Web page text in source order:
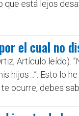
que está lejos
el cual no
Artículo leído).
hijos…”. Esto lo
ocurre, debes